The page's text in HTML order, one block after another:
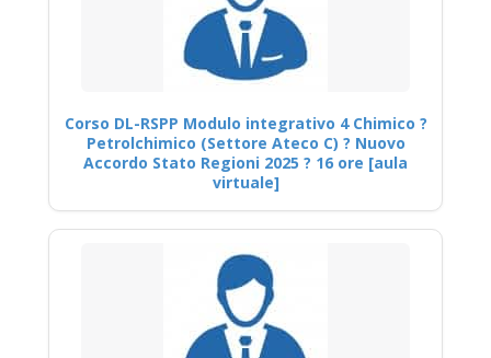
Corso DL-RSPP Modulo integrativo 4 Chimico ?
Petrolchimico (Settore Ateco C) ? Nuovo
Accordo Stato Regioni 2025 ? 16 ore [aula
virtuale]